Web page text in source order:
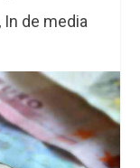
, In de media